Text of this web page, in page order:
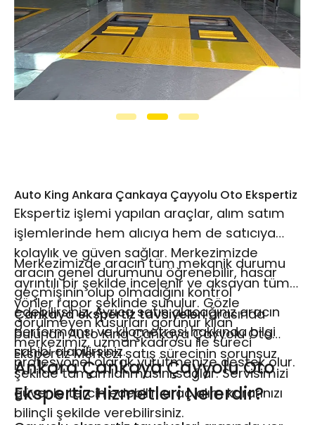
Auto King Ankara Çankaya Çayyolu Oto Ekspertiz
Ekspertiz işlemi yapılan araçlar, alım satım
işlemlerinde hem alıcıya hem de satıcıya
kolaylık ve güven sağlar. Merkezimizde
aracın genel durumunu öğrenebilir, hasar
geçmişinin olup olmadığını kontrol
edebilirsiniz. Ayrıca satın alacağınız aracın
performansı ve kilometresi hakkında bilgi
sahibi olabilirsiniz.
Merkezimizde aracın tüm mekanik durumu
ayrıntılı bir şekilde incelenir ve aksayan tüm
yönler rapor şeklinde sunulur. Gözle
görülmeyen kusurları görünür kılan
merkezimiz, uzman kadrosu ile süreci
profesyonel olarak yürütmenize destek olur.
Çankaya ekspertiz tavsiyeleriarasında
bulunan Auto King Çankaya Çayyolu Oto
Ekspertiz Merkezi satış sürecinin sorunsuz
şekilde tamamlanmasını sağlar. Servisimizi
güvenle tercih edebilir; araç alım kararınızı
bilinçli şekilde verebilirsiniz.
Ankara Çankaya Çayyolu Oto
Ekspertiz Hizmetleri Nelerdir?